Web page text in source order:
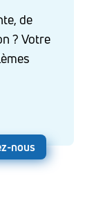
de
? Votre
nous